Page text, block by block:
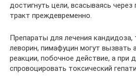
достигнуть цели, всасываясь
тракт преждевременно.
Препараты для лечения кандидоза,
леворин, пимафуцин могут вызвать
реакции, побочное действие, а при
спровоцировать токсический